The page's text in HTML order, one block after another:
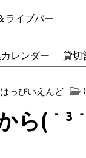
ライブバー
レンダー 貸切
っぴいえんど
ら( ˙ ³